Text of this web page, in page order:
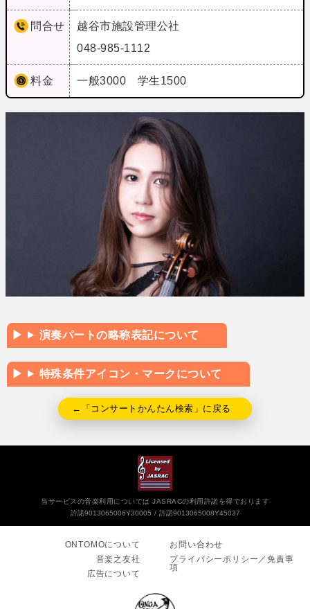
問合せ
越谷市施設管理公社
048-985-1112
料金 一般3000 学生1500
演奏パートの略称表記について
特殊条件アイコン・マークについて
←「コンサートかんたん検索」に戻る
当サービスの音楽利用については JASRACの利用許諾を得ております
許諾9013065006Y30005
許諾9013065008Y45037
ONTOMOについて
音楽之友社
広告について
お問い合わせ
プライバシーポリシー／免責事
項